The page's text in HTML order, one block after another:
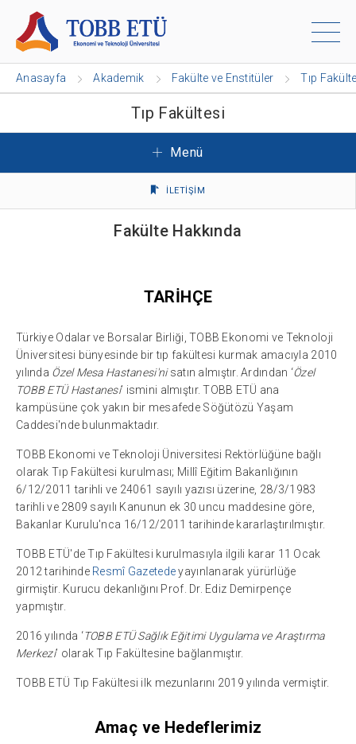
Anasayfa Akademik Fakülte ve Enstitüler Tıp
Tıp Fakültesi
Menü
İLETİŞİM
Fakülte Hakkında
TARİHÇE
Türkiye Odalar ve Borsalar Birliği, TOBB Ekonomi ve Teknoloji
Üniversitesi bünyesinde bir tıp fakültesi kurmak amacıyla 2010
yılında Özel Mesa Hastanesi'nisatın almıştır. Ardından ‘Özel
TOBB ETÜ Hastanesi’ ismini almıştır. TOBB ETÜ ana
kampüsüne çok yakın bir mesafede Söğütözü Yaşam
Caddesi'nde bulunmaktadır.
TOBB Ekonomi ve Teknoloji Üniversitesi Rektörlüğüne bağlı
olarak Tıp Fakültesi kurulması; Millî Eğitim Bakanlığının
6/12/2011 tarihli ve 24061 sayılı yazısı üzerine, 28/3/1983
tarihli ve 2809 sayılı Kanunun ek 30 uncu maddesine göre,
Bakanlar Kurulu'nca 16/12/2011 tarihinde kararlaştırılmıştır.
TOBB ETÜ'de Tıp Fakültesi kurulmasıyla ilgili karar 11 Ocak
2012 tarihinde Resmî Gazetedeyayınlanarak yürürlüğe
girmiştir. Kurucu dekanlığını Prof. Dr. Ediz Demirpençe
yapmıştır.
2016 yılında ‘TOBB ETÜ Sağlık Eğitimi Uygulama ve Araştırma
Merkezi’ olarak Tıp Fakültesine bağlanmıştır.
TOBB ETÜ Tıp Fakültesi ilk mezunlarını 2019 yılında vermiştir.
Amaç ve Hedeflerimiz